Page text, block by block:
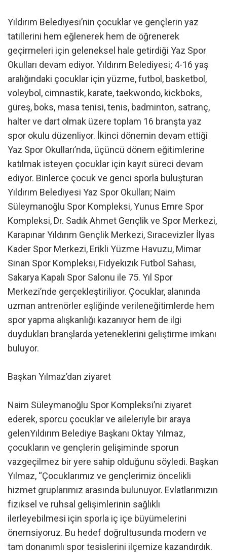
Yıldırım Belediyesi’nin çocuklar ve gençlerin yaz
tatillerini hem eğlenerek hem de öğrenerek
geçirmeleri için geleneksel hale getirdiği Yaz Spor
Okulları devam ediyor. Yıldırım Belediyesi; 4-16 yaş
aralığındaki çocuklar için yüzme, futbol, basketbol,
voleybol, cimnastik, karate, taekwondo, kickboks,
güreş, boks, masa tenisi, tenis, badminton, satranç,
halter ve dart olmak üzere toplam 16 branşta yaz
spor okulu düzenliyor. İkinci dönemin devam ettiği
Yaz Spor Okulları’nda, üçüncü dönem eğitimlerine
katılmak isteyen çocuklar için kayıt süreci devam
ediyor. Binlerce çocuk ve genci sporla buluşturan
Yıldırım Belediyesi Yaz Spor Okulları; Naim
Süleymanoğlu Spor Kompleksi, Yunus Emre Spor
Kompleksi, Dr. Sadık Ahmet Gençlik ve Spor Merkezi,
Karapınar Yıldırım Gençlik Merkezi, Sıracevizler İlyas
Kader Spor Merkezi, Erikli Yüzme Havuzu, Mimar
Sinan Spor Kompleksi, Fidyekızık Futbol Sahası,
Sakarya Kapalı Spor Salonu ile 75. Yıl Spor
Merkezi’nde gerçekleştiriliyor. Çocuklar, alanında
uzman antrenörler eşliğinde verileneğitimlerde hem
spor yapma alışkanlığı kazanıyor hem de ilgi
duydukları branşlarda yeteneklerini geliştirme imkanı
buluyor.
Başkan Yılmaz’dan ziyaret
Naim Süleymanoğlu Spor Kompleksi’ni ziyaret
ederek, sporcu çocuklar ve aileleriyle bir araya
gelenYıldırım Belediye Başkanı Oktay Yılmaz,
çocukların ve gençlerin gelişiminde sporun
vazgeçilmez bir yere sahip olduğunu söyledi. Başkan
Yılmaz, “Çocuklarımız ve gençlerimiz öncelikli
hizmet gruplarımız arasında bulunuyor. Evlatlarımızın
fiziksel ve ruhsal gelişimlerinin sağlıklı
ilerleyebilmesi için sporla iç içe büyümelerini
önemsiyoruz. Bu hedef doğrultusunda modern ve
tam donanımlı spor tesislerini ilçemize kazandırdık.